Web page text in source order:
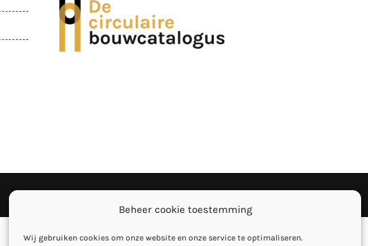
Beheer cookie toestemming
Wij gebruiken cookies om onze website en onze service te optimaliseren.
Privacyverklaring